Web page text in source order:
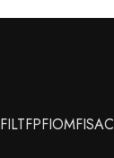
FILTFPFIOMFISAC